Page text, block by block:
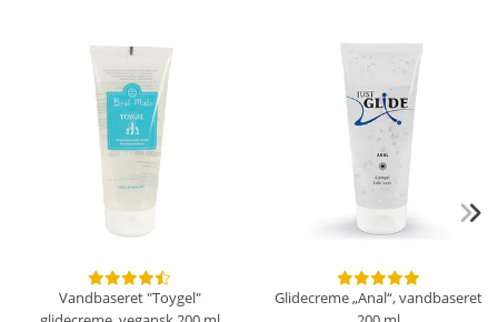
Vandbaseret "Toygel"
Glidecreme „Anal“, vandbaseret